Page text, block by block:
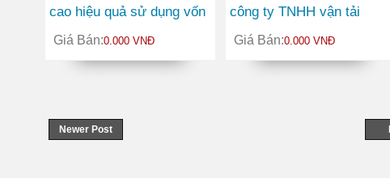
cao hiệu quả sử dụng vốn
lưu động tại Công ty Cổ
phần May Vĩnh Phú
Giá Bán:0.000 VNĐ
công ty TNHH vận tải
container Việt Đức
Giá Bán:0.000 VNĐ
Newer Post